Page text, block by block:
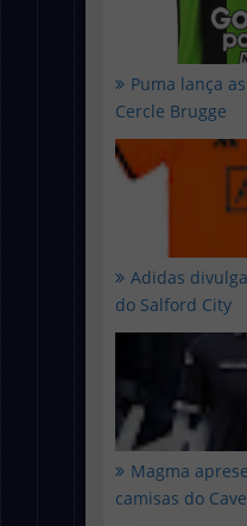
Puma lança
Cercle Brugge
Adidas
do Salford City
Magma
camisas do